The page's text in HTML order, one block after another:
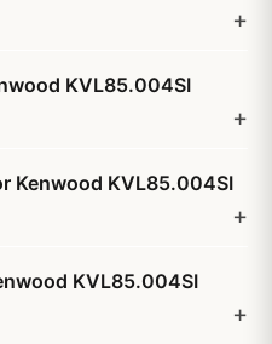
KVL85.004SI
Kenwood KVL85.004SI
KVL85.004SI